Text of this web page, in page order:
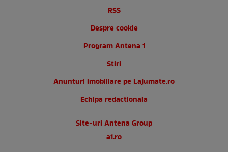
RSS
Despre cookie
Program Antena 1
Stiri
Anunturi imobiliare pe Lajumate.ro
Echipa redactionala
Site-uri Antena Group
a1.ro